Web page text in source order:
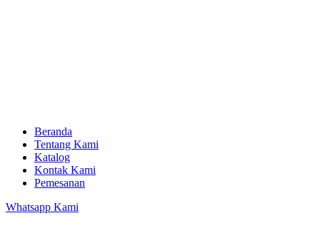
Beranda
Tentang Kami
Katalog
Kontak Kami
Pemesanan
Whatsapp Kami